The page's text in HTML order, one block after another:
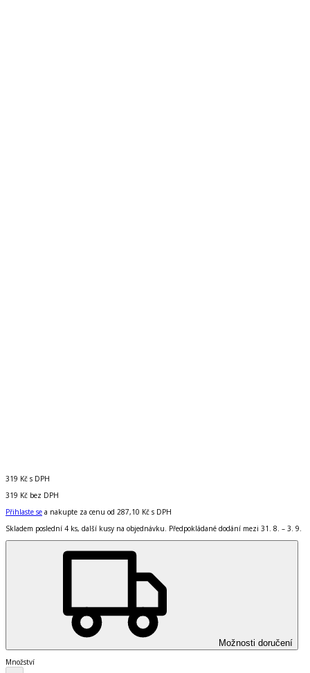
319 Kč s DPH
319 Kč bez DPH
Přihlaste se a nakupte za cenu od 287,10 Kč s DPH
Skladem poslední 4 ks, další kusy na objednávku. Předpokládané dodání mezi 31. 8. – 3. 9.
Možnosti doručení
Množství